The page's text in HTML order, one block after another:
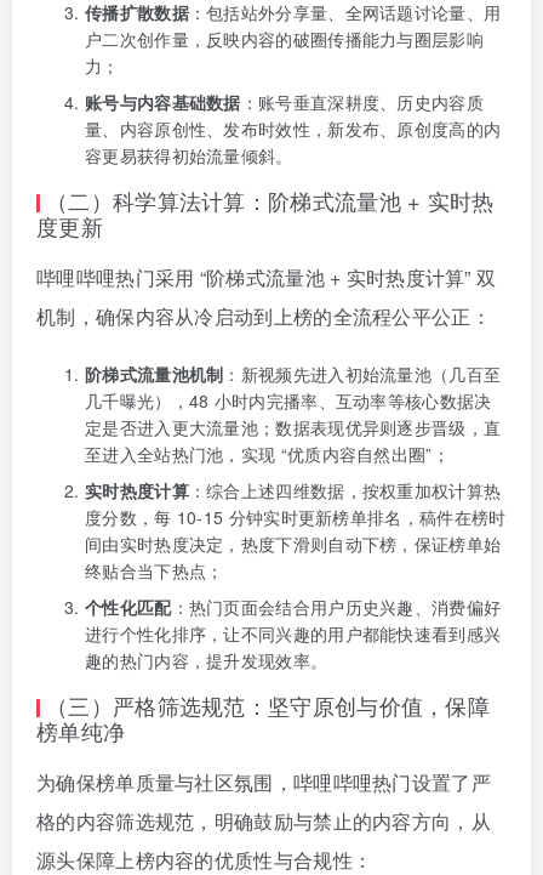
传播扩散数据：包括站外分享量、全网话题讨论量、用
户二次创作量，反映内容的破圈传播能力与圈层影响
力；
账号与内容基础数据 ：账号垂直深耕度、历史内容质
量、内容原创性、发布时效性，新发布、原创度高的内
容更易获得初始流量倾斜。
（二）科学算法计算：阶梯式流量池 + 实时热
度更新
哔哩哔哩热门采用 “阶梯式流量池 + 实时热度计算” 双
机制，确保内容从冷启动到上榜的全流程公平公正：
阶梯式流量池机制 ：新视频先进入初始流量池（几百至
几千曝光），48 小时内完播率、互动率等核心数据决
定是否进入更大流量池；数据表现优异则逐步晋级，直
至进入全站热门池，实现 “优质内容自然出圈”；
实时热度计算：综合上述四维数据，按权重加权计算热
度分数，每 10-15 分钟实时更新榜单排名，稿件在榜时
间由实时热度决定，热度下滑则自动下榜，保证榜单始
终贴合当下热点；
个性化匹配：热门页面会结合用户历史兴趣、消费偏好
进行个性化排序，让不同兴趣的用户都能快速看到感兴
趣的热门内容，提升发现效率。
（三）严格筛选规范：坚守原创与价值，保障
榜单纯净
为确保榜单质量与社区氛围，哔哩哔哩热门设置了严
格的内容筛选规范，明确鼓励与禁止的内容方向，从
源头保障上榜内容的优质性与合规性：